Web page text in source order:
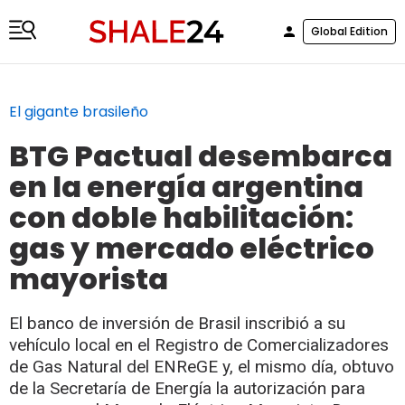
Global Edition
El gigante brasileño
BTG Pactual desembarca
en la energía argentina
con doble habilitación:
gas y mercado eléctrico
mayorista
El banco de inversión de Brasil inscribió a su
vehículo local en el Registro de Comercializadores
de Gas Natural del ENReGE y, el mismo día, obtuvo
de la Secretaría de Energía la autorización para